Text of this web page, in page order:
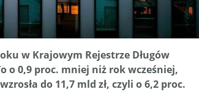
w Krajowym Rejestrze Długów
o 0,9 proc. mniej niż rok wcześniej,
do 11,7 mld zł, czyli o 6,2 proc.